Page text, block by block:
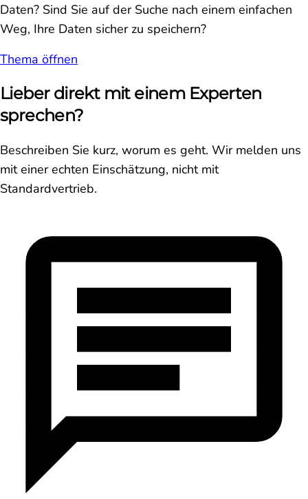
Daten? Sind Sie auf der Suche nach einem einfachen
Weg, Ihre Daten sicher zu speichern?
Thema öffnen
Lieber direkt mit einem Experten
sprechen?
Beschreiben Sie kurz, worum es geht. Wir melden uns
mit einer echten Einschätzung, nicht mit
Standardvertrieb.